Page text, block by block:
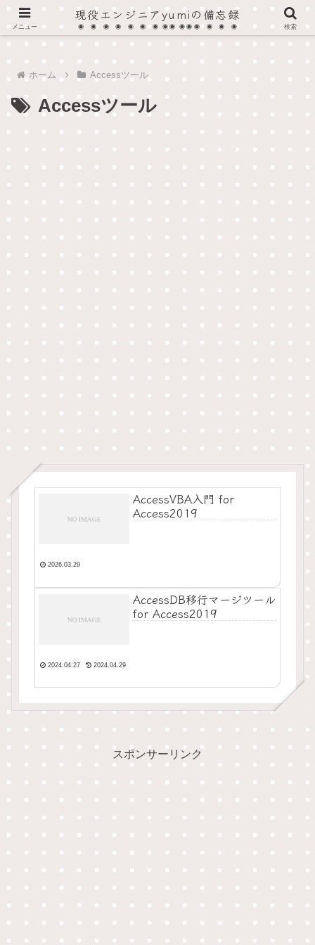
在宅SOHOプログラマーから法人へ、現在はフルタイム・フルリモート作業しています。
ホーム Accessツール
Accessツール
AccessVBA入門 for
Access2019
2026.03.29
AccessDB移行マージツール
for Access2019
2024.04.27 2024.04.29
スポンサーリンク
メニュー
現役エンジニアyumiの備忘録
検索